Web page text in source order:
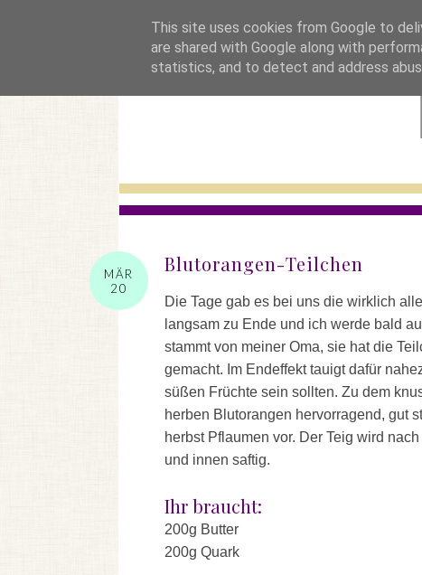
MÄR
20
Blutorangen-Teilchen
Die Tage gab es bei uns die wirklich
langsam zu Ende und ich werde bald
stammt von meiner Oma, sie hat die
gemacht. Im Endeffekt tauigt dafür
süßen Früchte sein sollten. Zu dem
herben Blutorangen hervorragend, gut
herbst Pflaumen vor. Der Teig wird
und innen saftig.
Ihr braucht:
200g Butter
200g Quark
This site uses cookies from Google to
are shared with Google along with
statistics, and to detect and address